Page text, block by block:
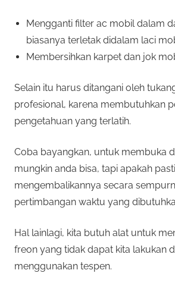
Mengganti filter ac mobil dalam
biasanya terletak didalam laci
Membersihkan karpet dan jok
Selain itu harus ditangani oleh
profesional, karena membutuhkan
pengetahuan yang terlatih.
Coba bayangkan, untuk membuka
mungkin anda bisa, tapi apakah
mengembalikannya secara
pertimbangan waktu yang
Hal lainlagi, kita butuh alat untuk
freon yang tidak dapat kita lakukan
menggunakan tespen.